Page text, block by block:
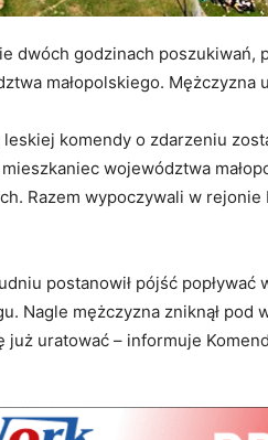
dwóch godzinach poszukiwań,
małopolskiego. Mężczyzna
komendy o zdarzeniu
województwa
Razem wypoczywali w
postanowił pójść
Nagle mężczyzna zniknął pod
już uratować – informuje